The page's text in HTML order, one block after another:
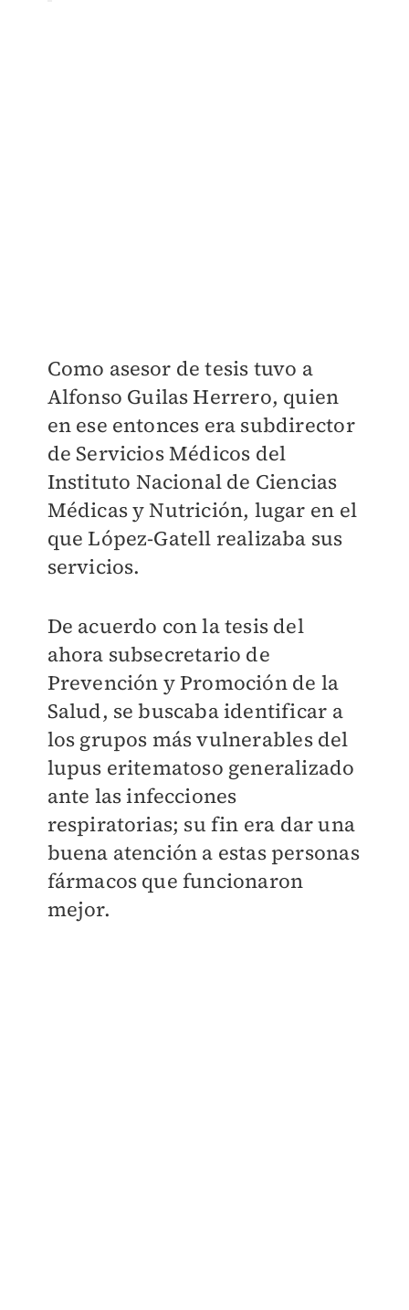
Como asesor de tesis tuvo a
Alfonso Guilas Herrero, quien
en ese entonces era subdirector
de Servicios Médicos del
Instituto Nacional de Ciencias
Médicas y Nutrición, lugar en el
que López-Gatell realizaba sus
servicios.
De acuerdo con la tesis del
ahora subsecretario de
Prevención y Promoción de la
Salud, se buscaba identificar a
los grupos más vulnerables del
lupus eritematoso generalizado
ante las infecciones
respiratorias; su fin era dar una
buena atención a estas personas
fármacos que funcionaron
mejor.